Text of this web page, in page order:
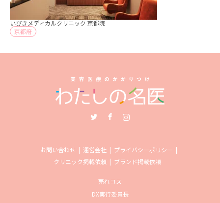
いびきメディカルクリニック 京都院
京都府
お問い合わせ 運営会社
プライバシーポリシー
クリニック掲載依頼
ブランド掲載依頼
売れコス
DX実行委員長